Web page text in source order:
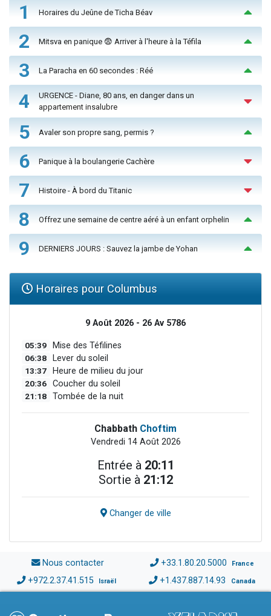
1 Horaires du Jeûne de Ticha Béav
2 Mitsva en panique 😨 Arriver à l'heure à la Téfila
3 La Paracha en 60 secondes : Réé
4
URGENCE - Diane, 80 ans, en danger dans un
appartement insalubre
5 Avaler son propre sang, permis ?
6 Panique à la boulangerie Cachère
7 Histoire - À bord du Titanic
8 Offrez une semaine de centre aéré à un enfant orphelin
9 DERNIERS JOURS : Sauvez la jambe de Yohan
Horaires pour Columbus
9 Août 2026 - 26 Av 5786
05:39 Mise des Téfilines
06:38 Lever du soleil
13:37 Heure de milieu du jour
20:36 Coucher du soleil
21:18 Tombée de la nuit
Chabbath Choftim
Vendredi 14 Août 2026
Entrée à 20:11
Sortie à 21:12
Changer de ville
Nous contacter +33.1.80.20.5000 France
+972.2.37.41.515 Israël +1.437.887.14.93 Canada